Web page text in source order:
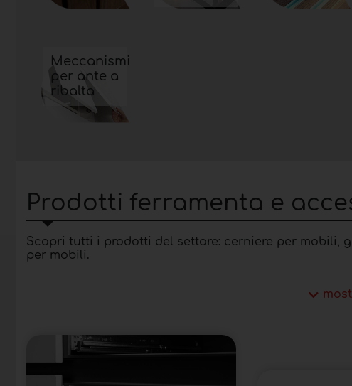
Meccanismi
per ante a
ribalta
Prodotti ferramenta e
Scopri tutti i prodotti del settore: cerniere per mobili,
per mobili.